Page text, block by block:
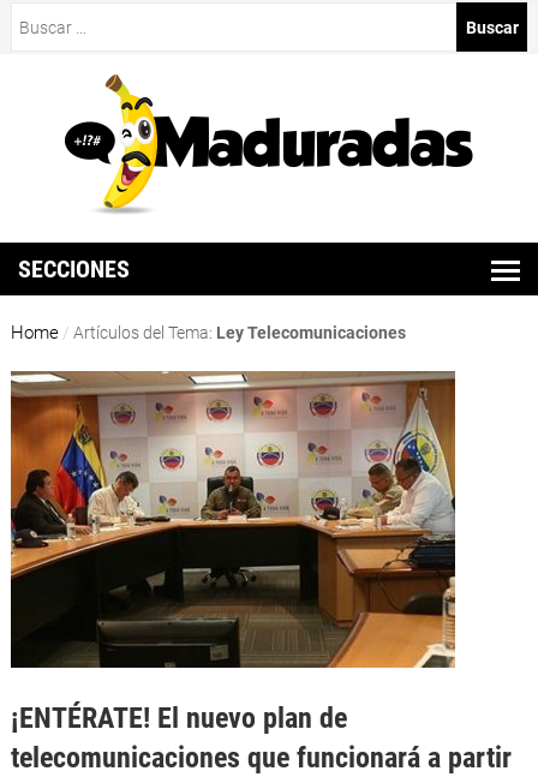
SECCIONES
Home / Artículos del Tema: Ley Telecomunicaciones
¡ENTÉRATE! El nuevo plan de
telecomunicaciones que funcionará a partir